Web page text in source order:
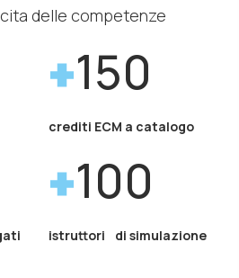
delle competenze
150
crediti ECM a catalogo
100
istruttori di simulazione